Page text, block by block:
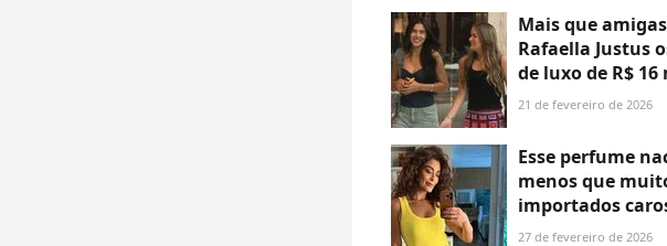
até o Mickey
Mais que
Rafaella Justus
de luxo de R$ 16
crochê baratinha
Benício Huck.
21 de fevereiro de 2026
Esse perfume
menos que
importados
brasilidade em
27 de fevereiro de 2026